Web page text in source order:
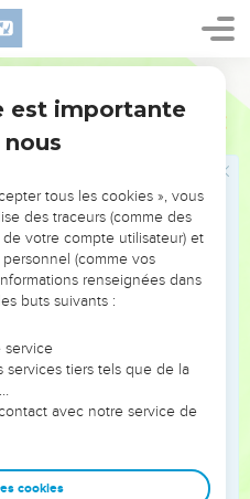
L’ÉVÉNEMENT
!
VOUS ÉVITER LES
?
moins les doutes, les erreurs
traversés, alors même que ce
ont façonnés.
et responsables
sagesse afin que leurs erreurs
est importante
tous les cookies », vous
des traceurs (comme des
votre compte utilisateur) et
(comme vos
renseignées dans
buts suivants :
service
services tiers tels que de la
avec notre service de
cookies